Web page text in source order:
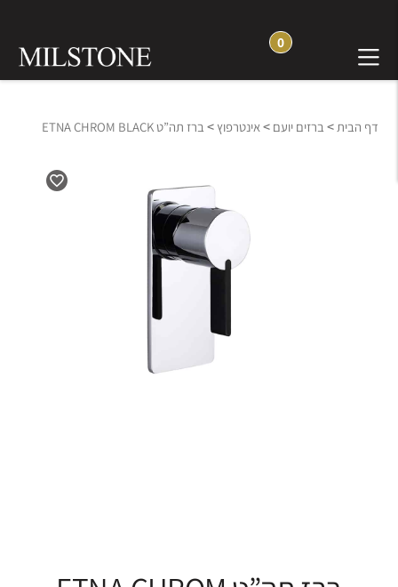
0
דף הבית> ברזים יועם > אינטרפוץ > ברז תה”ט ETNA CHROM BLACK